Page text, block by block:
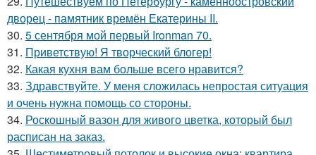
дворец - памятник времён Екатерины II.
30. 5 сентября мой первый Ironman 70.
31. Приветствую! Я творческий блогер!
32. Какая кухня вам больше всего нравится?
33. Здравствуйте. У меня сложилась непростая ситуация
и очень нужна помощь со стороны.
34. Роскошный вазон для живого цветка, который был
расписан на заказ.